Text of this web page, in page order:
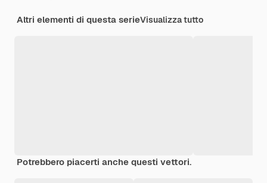
Altri elementi di questa serieVisualizza tutto
Potrebbero piacerti anche questi vettori.